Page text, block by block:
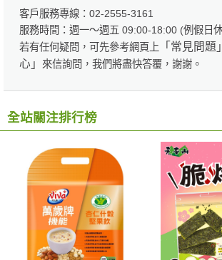
客戶服務專線：02-2555-3161
服務時間：週一～週五 09:00-18:00 (例假日
若有任何疑問，可先參考網頁上 「常見問題」
心」
來信詢問，我們將盡快答覆，謝謝。
全站關注排行榜